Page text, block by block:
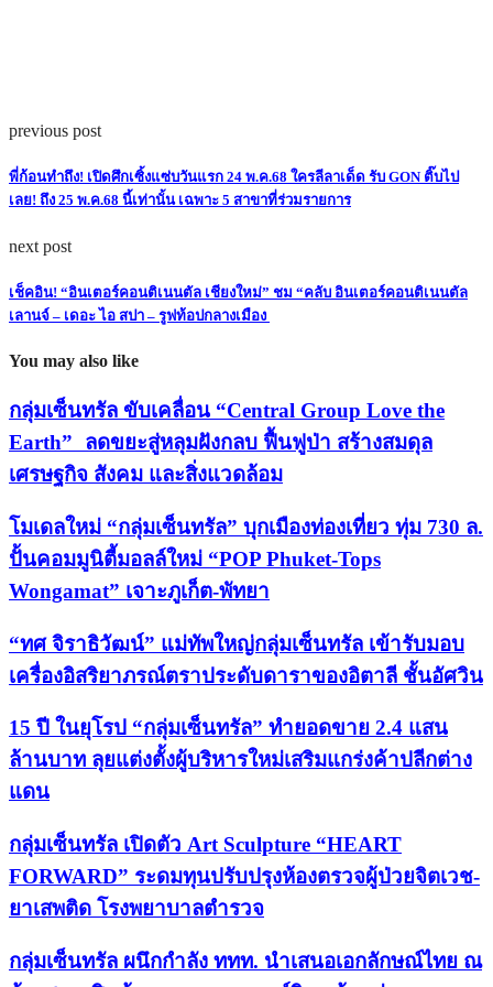
previous post
พี่ก้อนทำถึง! เปิดศึกเซิ้งแซ่บวันแรก 24 พ.ค.68 ใครลีลาเด็ด รับ GON ติ๊บไป
เลย! ถึง 25 พ.ค.68 นี้เท่านั้น เฉพาะ 5 สาขาที่ร่วมรายการ
next post
เช็คอิน! “อินเตอร์คอนติเนนตัล เชียงใหม่” ชม “คลับ อินเตอร์คอนติเนนตัล
เลานจ์ – เดอะ ไอ สปา – รูฟท้อปกลางเมือง
You may also like
กลุ่มเซ็นทรัล ขับเคลื่อน “Central Group Love the
Earth” ลดขยะสู่หลุมฝังกลบ ฟื้นฟูป่า สร้างสมดุล
เศรษฐกิจ สังคม และสิ่งแวดล้อม
โมเดลใหม่ “กลุ่มเซ็นทรัล” บุกเมืองท่องเที่ยว ทุ่ม 730 ล.
ปั้นคอมมูนิตี้มอลล์ใหม่ “POP Phuket-Tops
Wongamat” เจาะภูเก็ต-พัทยา
“ทศ จิราธิวัฒน์” แม่ทัพใหญ่กลุ่มเซ็นทรัล เข้ารับมอบ
เครื่องอิสริยาภรณ์ตราประดับดาราของอิตาลี ชั้นอัศวิน
15 ปี ในยุโรป “กลุ่มเซ็นทรัล” ทำยอดขาย 2.4 แสน
ล้านบาท ลุยแต่งตั้งผู้บริหารใหม่เสริมแกร่งค้าปลีกต่าง
แดน
กลุ่มเซ็นทรัล เปิดตัว Art Sculpture “HEART
FORWARD” ระดมทุนปรับปรุงห้องตรวจผู้ป่วยจิตเวช-
ยาเสพติด โรงพยาบาลตำรวจ
กลุ่มเซ็นทรัล ผนึกกำลัง ททท. นำเสนอเอกลักษณ์ไทย ณ